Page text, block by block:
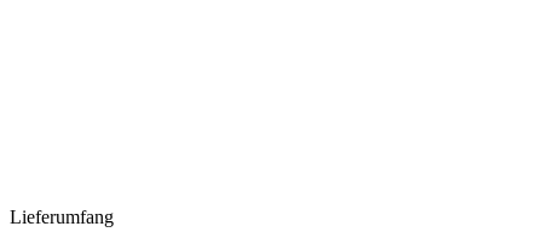
Lieferumfang